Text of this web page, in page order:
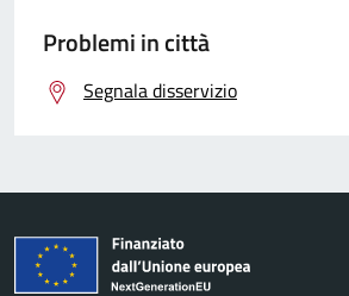
Problemi in città
Segnala disservizio